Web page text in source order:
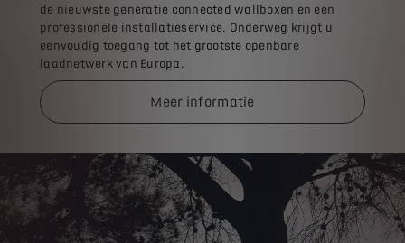
de nieuwste generatie connected wallboxen en een
professionele installatieservice. Onderweg krijgt u
eenvoudig toegang tot het grootste openbare
laadnetwerk van Europa.
Meer informatie